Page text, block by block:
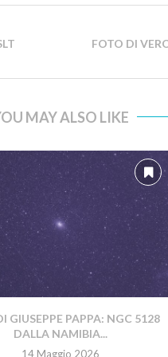
FOTO DI
MAY ALSO LIKE
GIUSEPPE PAPPA: NGC 5128
DALLA NAMIBIA...
14 Maggio 2026